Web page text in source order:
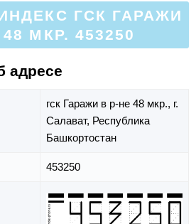
ГСК ГАРАЖИ
МКР. 453250
адресе
гск Гаражи в р-не 48 мкр., г.
Салават, Республика
Башкортостан
453250